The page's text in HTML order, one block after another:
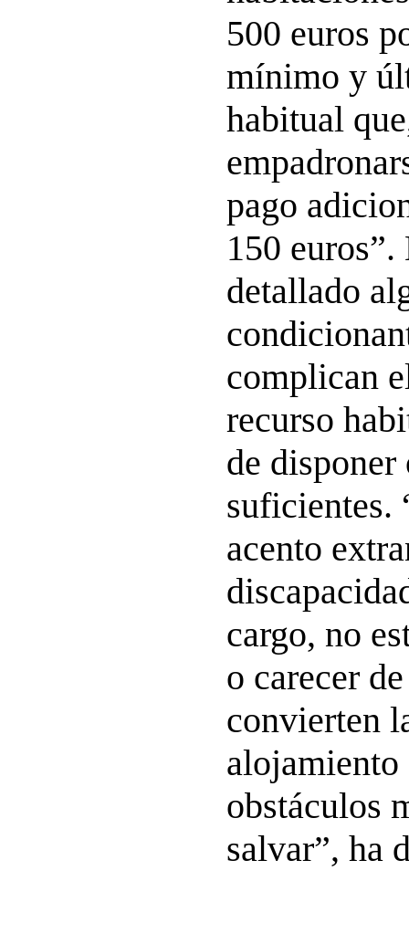
500 euros
mínimo y
habitual
pago
150
detallado
complican
recurso
de disponer
suficientes.
acento
cargo, no
o carecer
convierten
alojamiento
obstáculos
salvar”, ha